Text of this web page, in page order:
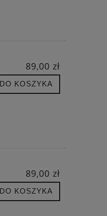
89,00 zł
DO KOSZYKA
89,00 zł
DO KOSZYKA